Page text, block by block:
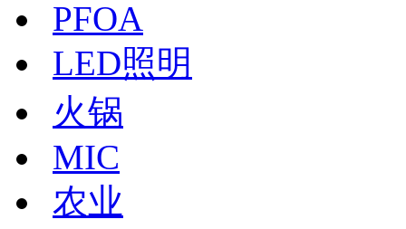
PFOA
LED照明
火锅
MIC
农业